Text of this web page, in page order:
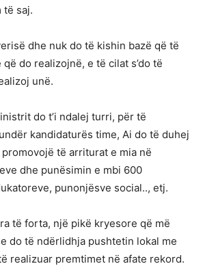
të saj.
dhe nuk do të kishin bazë që të
do realizojnë, e të cilat s’do të
unë.
do t’i ndalej turri, për të
kandidaturës time, Ai do të duhej
promovojë të arriturat e mia në
dhe punësimin e mbi 600
punonjësve social.., etj.
të forta, një pikë kryesore që më
do të ndërlidhja pushtetin lokal me
realizuar premtimet në afate rekord.